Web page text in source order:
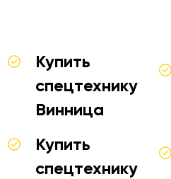
Купить
спецтехнику
Винница
Купить
спецтехнику